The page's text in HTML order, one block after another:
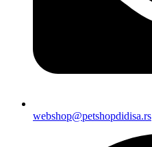
webshop@petshopdidisa.rs